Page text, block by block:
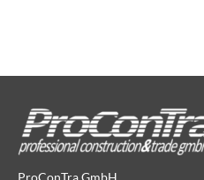
ProConTra GmbH